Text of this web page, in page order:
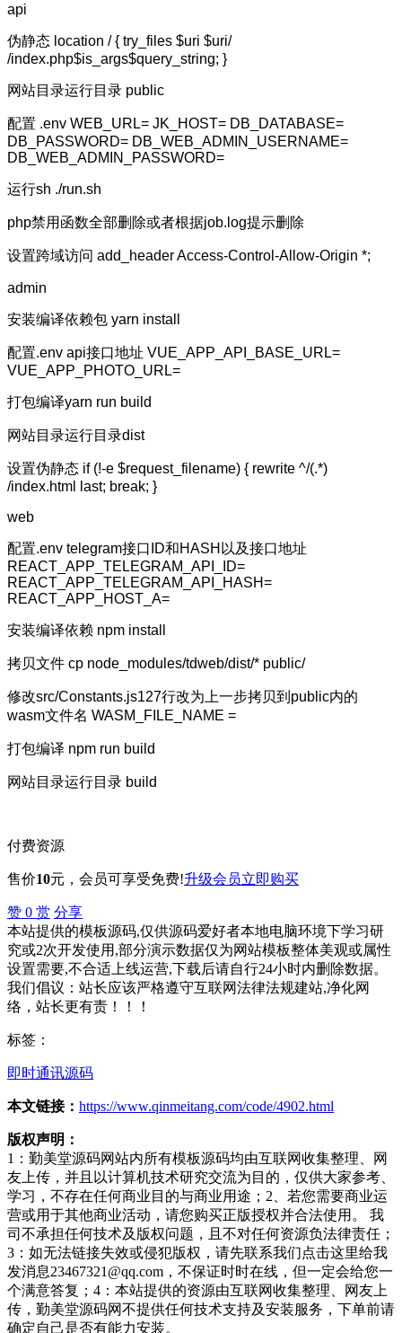
api
伪静态 location / { try_files $uri $uri/
/index.php$is_args$query_string; }
网站目录运行目录 public
配置 .env WEB_URL= JK_HOST= DB_DATABASE=
DB_PASSWORD= DB_WEB_ADMIN_USERNAME=
DB_WEB_ADMIN_PASSWORD=
运行sh ./run.sh
php禁用函数全部删除或者根据job.log提示删除
设置跨域访问 add_header Access-Control-Allow-Origin *;
admin
安装编译依赖包 yarn install
配置.env api接口地址 VUE_APP_API_BASE_URL=
VUE_APP_PHOTO_URL=
打包编译yarn run build
网站目录运行目录dist
设置伪静态 if (!-e $request_filename) { rewrite ^/(.*)
/index.html last; break; }
web
配置.env telegram接口ID和HASH以及接口地址
REACT_APP_TELEGRAM_API_ID=
REACT_APP_TELEGRAM_API_HASH=
REACT_APP_HOST_A=
安装编译依赖 npm install
拷贝文件 cp node_modules/tdweb/dist/* public/
修改src/Constants.js127行改为上一步拷贝到public内的
wasm文件名 WASM_FILE_NAME =
打包编译 npm run build
网站目录运行目录 build
付费资源
售价10元 ，会员可享受免费!升级会员立即购买
赞 0 赏 分享
本站提供的模板源码,仅供源码爱好者本地电脑环境下学习研
究或2次开发使用,部分演示数据仅为网站模板整体美观或属性
设置需要,不合适上线运营,下载后请自行24小时内删除数据。
我们倡议：站长应该严格遵守互联网法律法规建站,净化网
络，站长更有责！！！
标签：
即时通讯源码
本文链接： https://www.qinmeitang.com/code/4902.html
版权声明：
1：勤美堂源码网站内所有模板源码均由互联网收集整理、网
友上传，并且以计算机技术研究交流为目的，仅供大家参考、
学习，不存在任何商业目的与商业用途；2、若您需要商业运
营或用于其他商业活动，请您购买正版授权并合法使用。 我
司不承担任何技术及版权问题，且不对任何资源负法律责任；
3：如无法链接失效或侵犯版权，请先联系我们点击这里给我
发消息23467321@qq.com，不保证时时在线，但一定会给您一
个满意答复；4：本站提供的资源由互联网收集整理、网友上
传，勤美堂源码网不提供任何技术支持及安装服务，下单前请
确定自己是否有能力安装。